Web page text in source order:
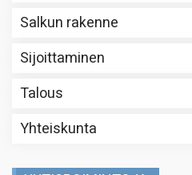
Salkun rakenne
Sijoittaminen
Talous
Yhteiskunta